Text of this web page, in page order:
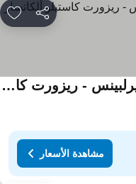
مشاركة
أوروبا بارك فرايتسايتبارك آند إيرلبينس - ريزورت كاستيلو ألكاتسار
مشاهدة الأسعار